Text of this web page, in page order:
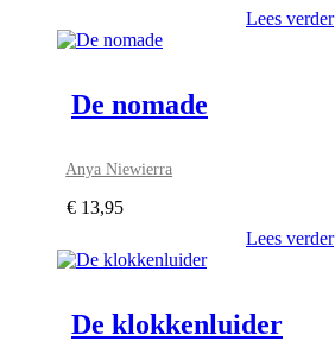
Lees verder
De nomade
Anya Niewierra
€ 13,95
Lees verder
De klokkenluider